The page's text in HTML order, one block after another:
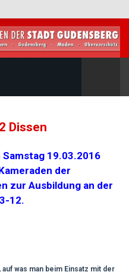
Dissen
19.03.2016
der
zur Ausbildung an der
12.
was man beim Einsatz mit der